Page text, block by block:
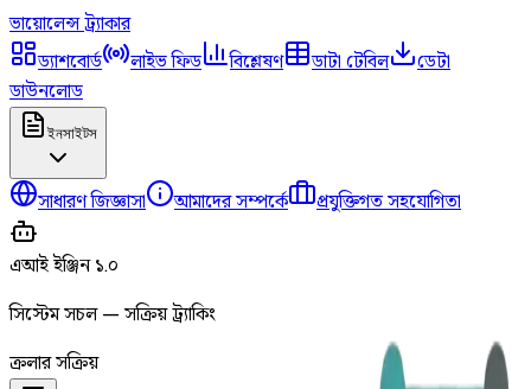
ভায়োলেন্সট্র্যাকার
ড্যাশবোর্ড
লাইভ ফিড বিশ্লেষণ ডাটা টেবিল
ডেটা
ডাউনলোড
ইনসাইটস
সাধারণ জিজ্ঞাসা আমাদের সম্পর্কে প্রযুক্তিগত সহযোগিতা
এআই ইঞ্জিন ১.০
সিস্টেম সচল — সক্রিয় ট্র্যাকিং
ক্রলার সক্রিয়